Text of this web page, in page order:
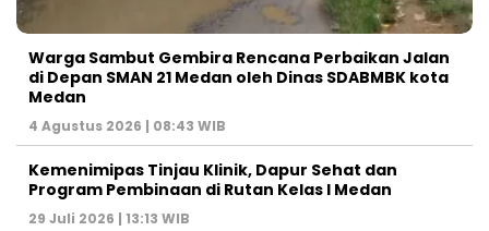
Warga Sambut Gembira Rencana Perbaikan Jalan
di Depan SMAN 21 Medan oleh Dinas SDABMBK kota
Medan
4 Agustus 2026 | 08:43 WIB
Kemenimipas Tinjau Klinik, Dapur Sehat dan
Program Pembinaan di Rutan Kelas I Medan
29 Juli 2026 | 13:13 WIB